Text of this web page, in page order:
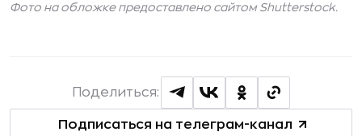
Фото на обложке предоставлено сайтом Shutterstock.
Подписаться на телеграм-канал
Поделиться: